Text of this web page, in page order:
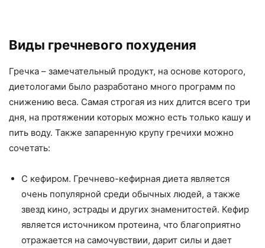
Виды гречневого похудения
Гречка – замечательный продукт, на основе которого,
диетологами было разработано много программ по
снижению веса. Самая строгая из них длится всего три
дня, на протяжении которых можно есть только кашу и
пить воду. Также запаренную крупу гречихи можно
сочетать:
С кефиром. Гречнево-кефирная диета является
очень популярной среди обычных людей, а также
звезд кино, эстрады и других знаменитостей. Кефир
является источником протеина, что благоприятно
отражается на самочувствии, дарит силы и дает